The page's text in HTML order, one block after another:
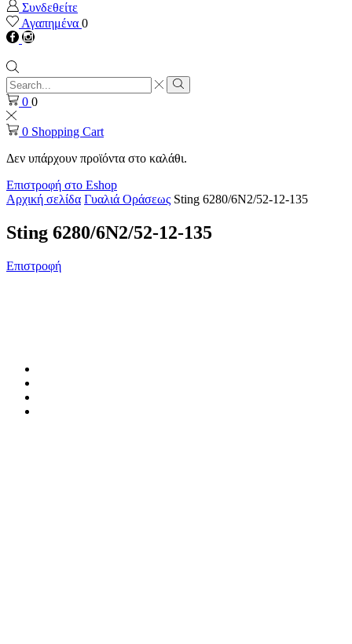
Συνδεθείτε
Αγαπημένα 0
Facebook
instagram
Search
input
Search
0 0
0 Shopping Cart
Δεν υπάρχουν προϊόντα στο καλάθι.
Επιστροφή στο Eshop
Αρχική σελίδα Γυαλιά Οράσεως Sting 6280/6N2/52-12-135
Sting 6280/6N2/52-12-135
Επιστροφή